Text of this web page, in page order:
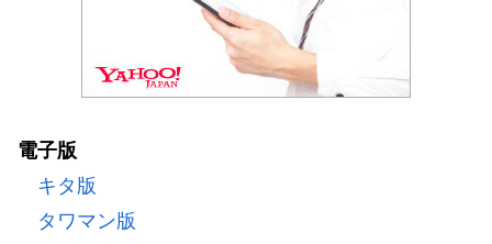
電子版
キタ版
タワマン版